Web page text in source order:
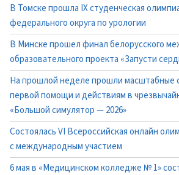
В Томске прошла IX студенческая
федерального округа по урологии
В Минске прошел финал белорусского
образовательного проекта «Запусти
На прошлой неделе прошли масштабные
первой помощи и действиям в
«Большой симулятор — 2026»
Состоялась VI Всероссийская онлайн
с международным участием
6 мая в «Медицинском колледже № 1»